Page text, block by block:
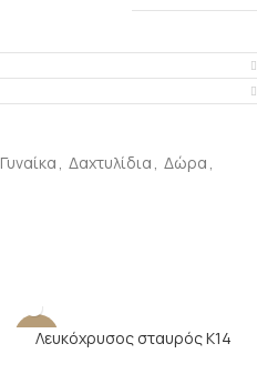
Γυναίκα , Δαχτυλίδια , Δώρα ,
-22%
Λευκόχρυσος σταυρός Κ14